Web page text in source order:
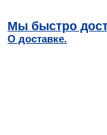
Мы быстро
О доставке.